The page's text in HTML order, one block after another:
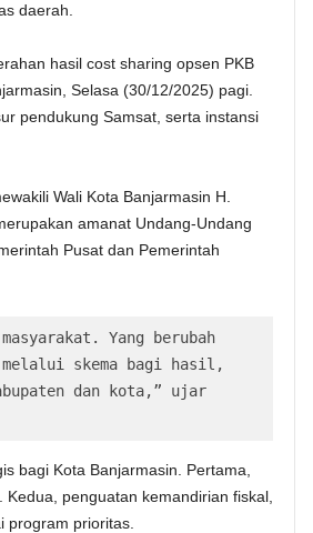
daerah.
hasil cost sharing opsen PKB
Selasa (30/12/2025) pagi.
pendukung Samsat, serta instansi
Wali Kota Banjarmasin H.
amanat Undang-Undang
Pusat dan Pemerintah
Yang berubah
melalui skema bagi hasil,
dan kota,” ujar
bagi Kota Banjarmasin. Pertama,
penguatan kemandirian fiskal,
program prioritas.